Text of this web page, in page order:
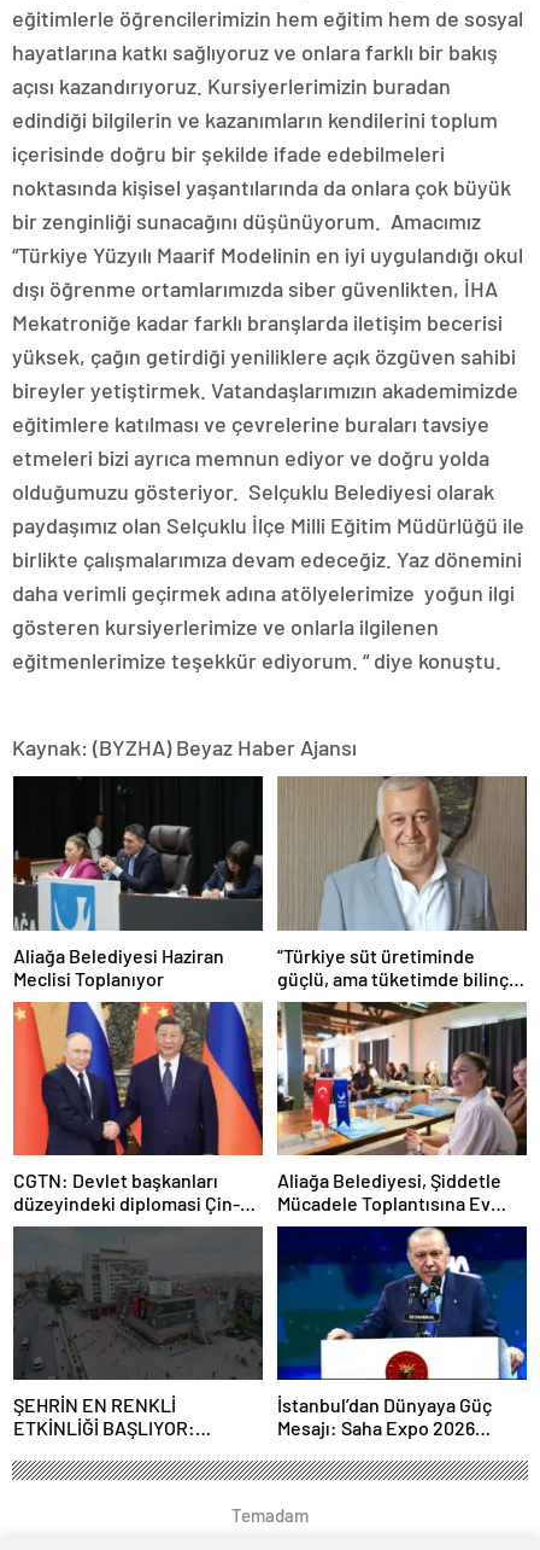
eğitimlerle öğrencilerimizin hem eğitim hem de sosyal
hayatlarına katkı sağlıyoruz ve onlara farklı bir bakış
açısı kazandırıyoruz. Kursiyerlerimizin buradan
edindiği bilgilerin ve kazanımların kendilerini toplum
içerisinde doğru bir şekilde ifade edebilmeleri
noktasında kişisel yaşantılarında da onlara çok büyük
bir zenginliği sunacağını düşünüyorum. Amacımız
“Türkiye Yüzyılı Maarif Modelinin en iyi uygulandığı okul
dışı öğrenme ortamlarımızda siber güvenlikten, İHA
Mekatroniğe kadar farklı branşlarda iletişim becerisi
yüksek, çağın getirdiği yeniliklere açık özgüven sahibi
bireyler yetiştirmek. Vatandaşlarımızın akademimizde
eğitimlere katılması ve çevrelerine buraları tavsiye
etmeleri bizi ayrıca memnun ediyor ve doğru yolda
olduğumuzu gösteriyor. Selçuklu Belediyesi olarak
paydaşımız olan Selçuklu İlçe Milli Eğitim Müdürlüğü ile
birlikte çalışmalarımıza devam edeceğiz. Yaz dönemini
daha verimli geçirmek adına atölyelerimize yoğun ilgi
gösteren kursiyerlerimize ve onlarla ilgilenen
eğitmenlerimize teşekkür ediyorum. “ diye konuştu.
Kaynak: (BYZHA) Beyaz Haber Ajansı
Aliağa Belediyesi Haziran
Meclisi Toplanıyor
“Türkiye süt üretiminde
güçlü, ama tüketimde bilinç
şart”
CGTN: Devlet başkanları
düzeyindeki diplomasi Çin-
Rusya arasındaki büyüyen
ortaklığı güçlendiriyor
Aliağa Belediyesi, Şiddetle
Mücadele Toplantısına Ev
Sahipliği Yaptı
ŞEHRİN EN RENKLİ
ETKİNLİĞİ BAŞLIYOR:
FESTİVALİ” HEYECANI
İstanbul’dan Dünyaya Güç
Mesajı: Saha Expo 2026
Temadam